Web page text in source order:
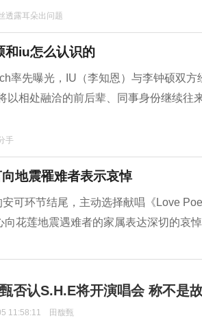
透露耳朵出问题
和iu怎么认识的
率先曝光，IU（李知恩）与李钟硕双
以相处融洽的前后辈、同事身份继续往
手
地震罹难者表示哀悼
可环节结尾，主动选择献唱《Love
向花莲地震遇难者的家属表达深切的哀悼
否认S.H.E将开演唱会 称不是
11:58:11 田馥甄